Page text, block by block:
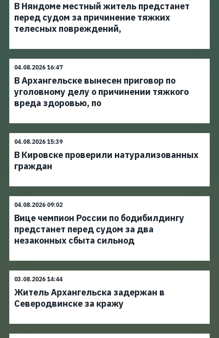
В Няндоме местный житель предстанет
перед судом за причинение тяжких
телесных повреждений,
04.08.2026 16:47
В Архангельске вынесен приговор по
уголовному делу о причинении тяжкого
вреда здоровью, по
04.08.2026 15:39
В Кировске проверили натурализованных
граждан
04.08.2026 09:02
Вице чемпион России по бодибилдингу
предстанет перед судом за два
незаконных сбыта сильнод
03.08.2026 14:44
Житель Архангельска задержан в
Северодвинске за кражу